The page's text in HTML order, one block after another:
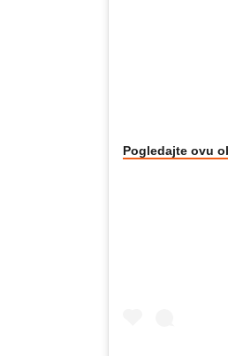
Pogledajte ovu